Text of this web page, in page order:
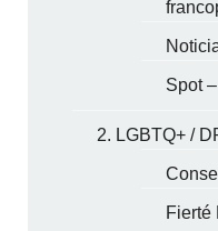
Spot
2. LGBTQ+ /
Fierté